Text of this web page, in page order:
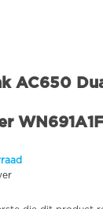
AC650